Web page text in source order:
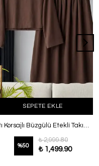
SEPETE EKLE
Altı Korsajlı Büzgülü Etekli Takım Kahve
%50
₺ 2,999.80
₺ 1,499.90